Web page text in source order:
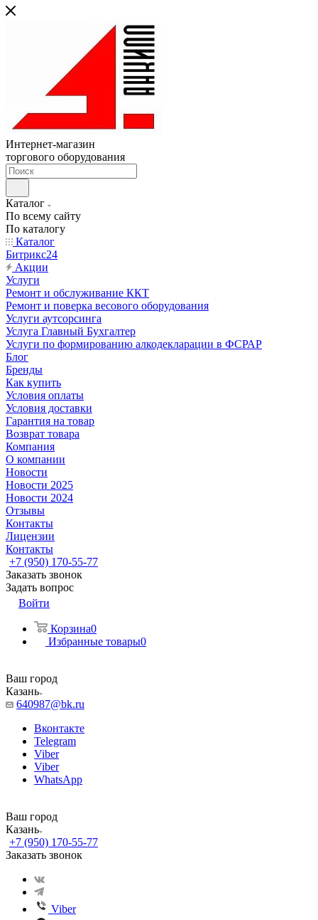
Интернет-магазин
торгового оборудования
Каталог
По всему сайту
По каталогу
Каталог
Битрикс24
Акции
Услуги
Ремонт и обслуживание ККТ
Ремонт и поверка весового оборудования
Услуги аутсорсинга
Услуга Главный Бухгалтер
Услуги по формированию алкодекларации в ФСРАР
Блог
Бренды
Как купить
Условия оплаты
Условия доставки
Гарантия на товар
Возврат товара
Компания
О компании
Новости
Новости 2025
Новости 2024
Отзывы
Контакты
Лицензии
Контакты
+7 (950) 170-55-77
Заказать звонок
Задать вопрос
Войти
Корзина0
Избранные товары0
Ваш город
Казань
640987@bk.ru
Вконтакте
Telegram
Viber
Viber
WhatsApp
Ваш город
Казань
+7 (950) 170-55-77
Заказать звонок
Viber